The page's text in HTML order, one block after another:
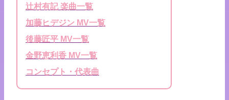
辻村有記 楽曲一覧
加藤ヒデジン MV一覧
後藤匠平 MV一覧
金野恵利香 MV一覧
コンセプト・代表曲